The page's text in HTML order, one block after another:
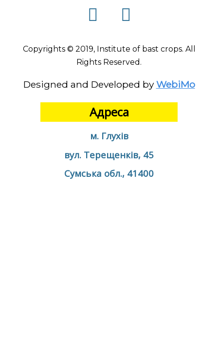
Copyrights © 2019, Institute of bast crops. All
Rights Reserved.
Designed and Developed by WebiMo
Адреса
м. Глухів
вул. Терещенків, 45
Сумська обл., 41400